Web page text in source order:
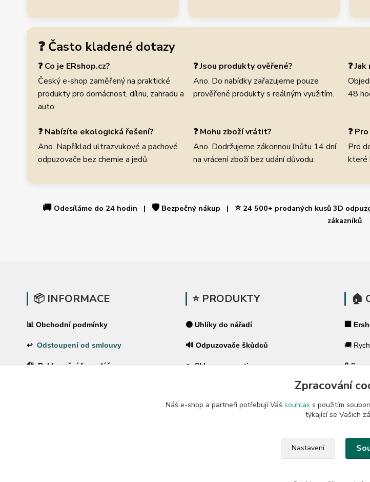
❓ Často kladené dotazy
❓ Co je ERshop.cz?
Český e-shop zaměřený na praktické
produkty pro domácnost, dílnu, zahradu a
auto.
❓ Jsou produkty ověřené?
Ano. Do nabídky zařazujeme pouze
prověřené produkty s reálným využitím.
❓
48
❓ Nabízíte ekologická řešení?
Ano. Například ultrazvukové a pachové
odpuzovače bez chemie a jedů.
❓ Mohu zboží vrátit?
Ano. Dodržujeme zákonnou lhůtu 14 dní
na vrácení zboží bez udání důvodu.
❓
Pro
které
🚚 Odesíláme do 24 hodin | 🛡️ Bezpečný nákup | ⭐24 500+ prodaných kusů 3D
zákazníků
📦 INFORMACE
📊 Obchodní podmínky
↩ Odstoupení od smlouvy
🛠 Reklamační formulář
⭐ PRODUKTY
⚫ Uhlíky do nářadí
🔊 Odpuzovače škůdců
🪤 Sklopce a pasti
⚡ Elektrické ohradníky
🏠
🏢
🚚
🔒
⭐ 180
🇨🇿
Zpracování
Náš e-shop a partneři potřebují Váš souhlas s použitím
týkající se Vašich
Nastavení